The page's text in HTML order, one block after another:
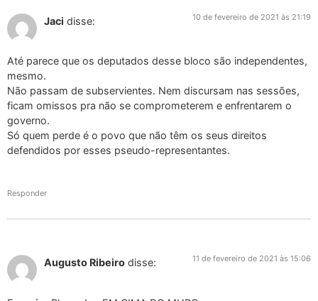
Jaci disse: 10 de fevereiro de 2021 às 21:19
Até parece que os deputados desse bloco são independentes,
mesmo.
Não passam de subservientes. Nem discursam nas sessões,
ficam omissos pra não se comprometerem e enfrentarem o
governo.
Só quem perde é o povo que não têm os seus direitos
defendidos por esses pseudo-representantes.
Responder
Augusto Ribeiro disse: 11 de fevereiro de 2021 às 15:06